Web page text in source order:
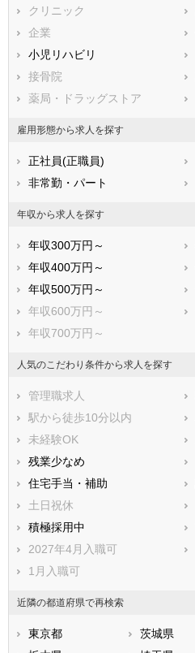
南都留郡山中湖村
南都留郡富士河口湖町
北都留郡丹波山村
クリニック
企業
小児リハビリ
接骨院
薬局・ドラッグストア
雇用形態から求人を探す
正社員(正職員)
非常勤・パート
年収から求人を探す
年収300万円～
年収400万円～
年収500万円～
年収600万円～
年収700万円～
人気のこだわり条件から求人を探す
管理職求人
駅から徒歩10分以内
未経験OK
残業少なめ
住宅手当・補助
土日祝休
積極採用中
2027年4月入職可
1月入職可
近隣の都道府県で再検索
東京都 茨城県